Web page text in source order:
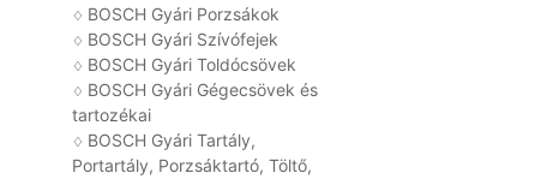
♢ BOSCH Gyári Porzsákok
♢ BOSCH Gyári Szívófejek
♢ BOSCH Gyári Toldócsövek
♢ BOSCH Gyári Gégecsövek és
tartozékai
♢ BOSCH Gyári Tartály,
Portartály, Porzsáktartó, Töltő,